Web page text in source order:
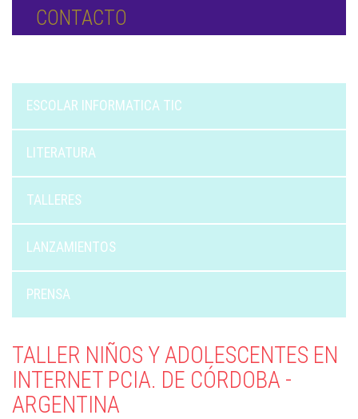
CONTACTO
ESCOLAR INFORMATICA TIC
LITERATURA
TALLERES
LANZAMIENTOS
PRENSA
TALLER NIÑOS Y ADOLESCENTES EN
INTERNET PCIA. DE CÓRDOBA -
ARGENTINA